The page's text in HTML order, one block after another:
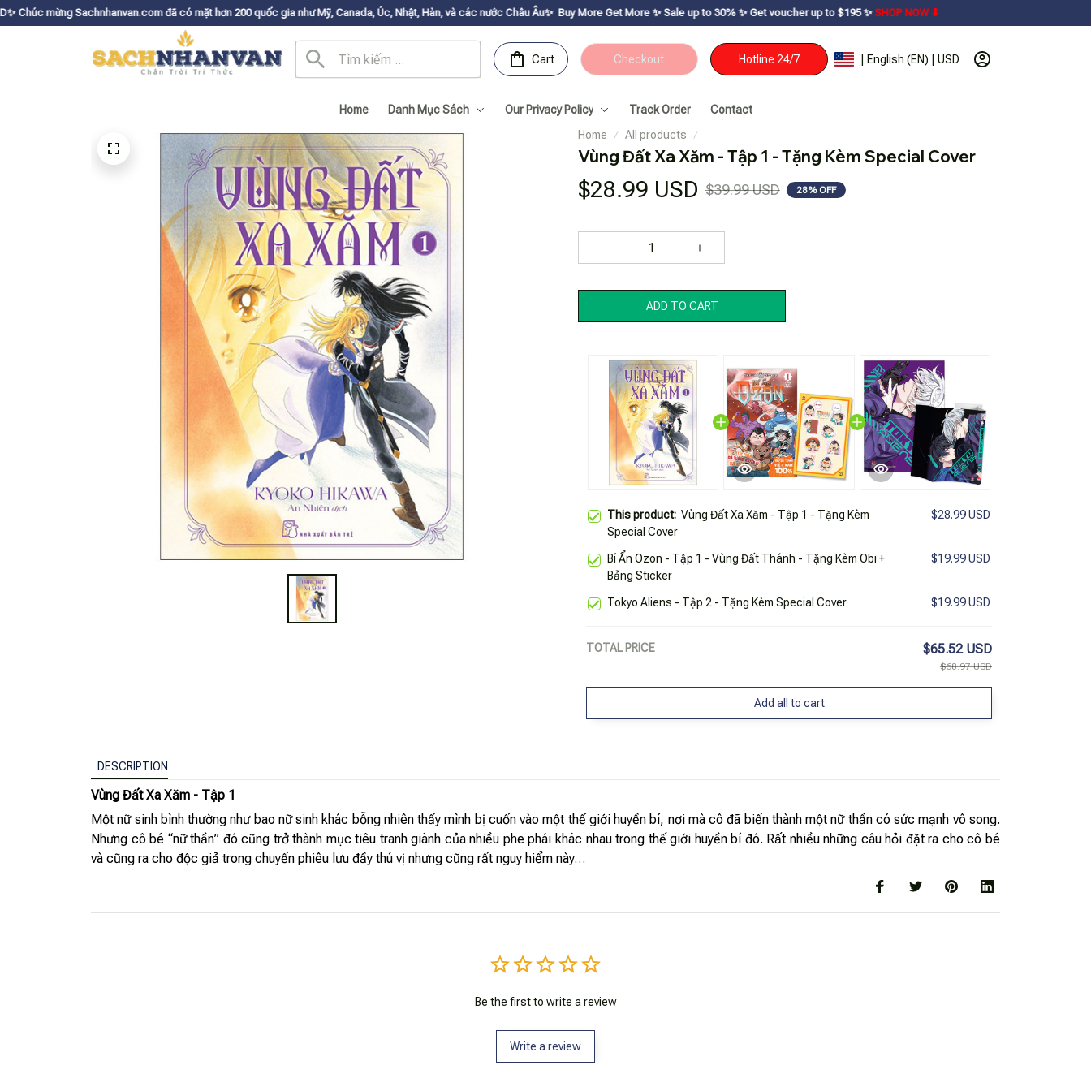
đã có mặt hơn 200 quốc gia như Mỹ, Canada, Úc, Nhật, Hàn, và các nước Châu Âu✨ Buy More Get Moreㅤ ✨ㅤ Sale up to 30% ㅤ✨ㅤ Get voucher up to $195ㅤ ✨ㅤSHOP NOW ⬇
Cart Checkout Hotline 24/7 | English (EN) | USD
Home Danh Mục Sách Our Privacy Policy Track Order
Contact
Home
All products
Vùng Đất Xa Xăm - Tập 1 - Tặng Kèm Special Cover
$28.99 USD $39.99 USD 28% OFF
ADD TO CART
This product: Vùng Đất Xa Xăm - Tập 1 - Tặng Kèm
Special Cover
$28.99 USD
Bí Ẩn Ozon - Tập 1 - Vùng Đất Thánh - Tặng Kèm Obi +
Bảng Sticker
$19.99 USD
Tokyo Aliens - Tập 2 - Tặng Kèm Special Cover $19.99 USD
TOTAL PRICE $65.52 USD
$68.97 USD
Add all to cart
DESCRIPTION
Vùng Đất Xa Xăm - Tập 1
Một nữ sinh bình thường như bao nữ sinh khác bỗng nhiên thấy mình bị cuốn vào một thế giới huyền bí, nơi mà cô đã biến thành một nữ thần có sức mạnh vô song.
Nhưng cô bé “nữ thần” đó cũng trở thành mục tiêu tranh giành của nhiều phe phái khác nhau trong thế giới huyền bí đó. Rất nhiều những câu hỏi đặt ra cho cô bé
và cũng ra cho độc giả trong chuyến phiêu lưu đầy thú vị nhưng cũng rất nguy hiểm này…
Be the first to write a review
Write a review